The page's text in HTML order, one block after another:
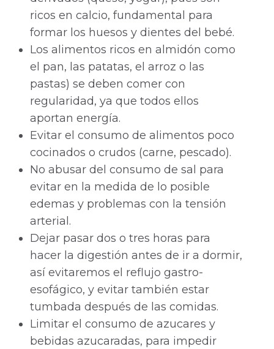
ricos en calcio, fundamental para
formar los huesos y dientes del bebé.
Los alimentos ricos en almidón como
el pan, las patatas, el arroz o las
pastas) se deben comer con
regularidad, ya que todos ellos
aportan energía.
Evitar el consumo de alimentos poco
cocinados o crudos (carne, pescado).
No abusar del consumo de sal para
evitar en la medida de lo posible
edemas y problemas con la tensión
arterial.
Dejar pasar dos o tres horas para
hacer la digestión antes de ir a dormir,
así evitaremos el reflujo gastro-
esofágico, y evitar también estar
tumbada después de las comidas.
Limitar el consumo de azucares y
bebidas azucaradas, para impedir